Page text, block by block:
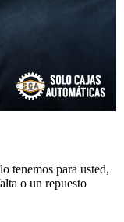
tenemos para usted,
o un repuesto